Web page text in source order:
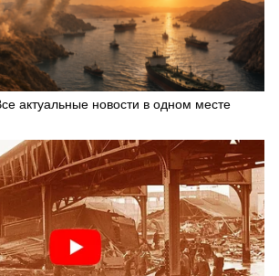
актуальные новости в одном месте